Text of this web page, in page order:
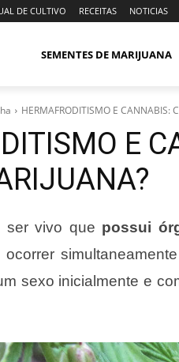
DE CULTIVO RECEITAS NOTICIAS
SEMENTES DE MARIJUANA
HERMAFRODITISMO E CANNABIS:
E
ser vivo que possui
ocorrer
sexo inicialmente e